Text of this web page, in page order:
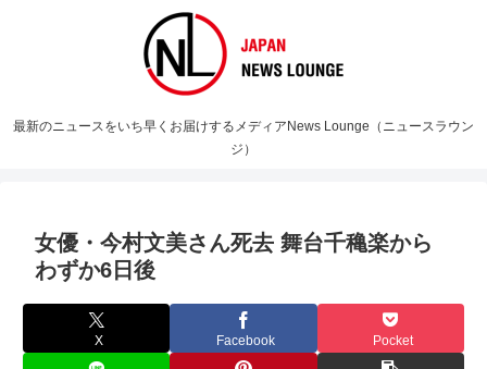
最新のニュースをいち早くお届けするメディアNews Lounge（ニュースラウン
ジ）
女優・今村文美さん死去 舞台千穐楽から
わずか6日後
X Facebook Pocket